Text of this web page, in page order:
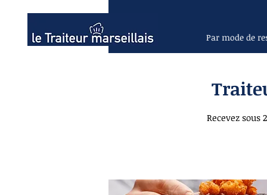
Par mode de
Recevez sous